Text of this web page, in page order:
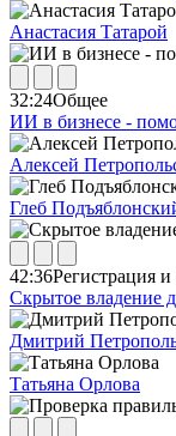
Анастасия Татарой
32:24Общее
ИИ в бизнесе -
Алексей
Глеб
42:36Регистрация
Скрытое владение
Дмитрий
Татьяна Орлова